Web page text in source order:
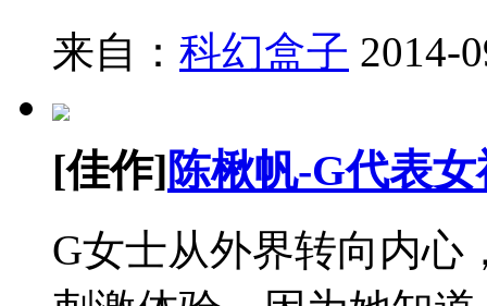
来自： 科幻盒子 2014-
[佳作]陈楸帆-G代表
G女士从外界转向内心